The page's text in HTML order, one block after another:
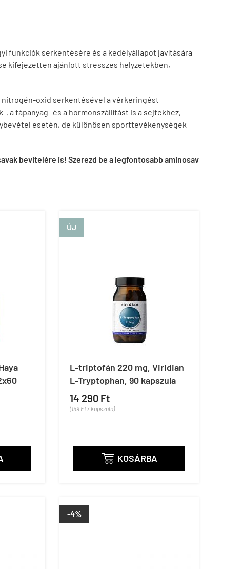
funkciók serkentésére és a kedélyállapot javítására
kifejezetten ajánlott stresszes helyzetekben,
nitrogén-oxid serkentésével a vérkeringést
, a tápanyag- és a hormonszállítást is a sejtekhez,
esetén, de különösen sporttevékenységek
bevitelére is! Szerezd be a legfontosabb aminosav
ÚJ
L-triptofán 220 mg, Viridian
L-Tryptophan, 90 kapszula
14 290 Ft
(159 Ft / kapszula)
 KOSÁRBA
-4%